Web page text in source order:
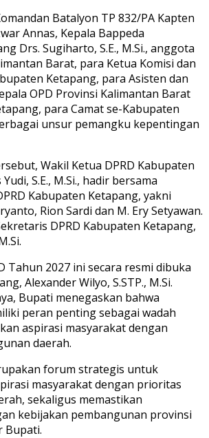
Batalyon TP 832/PA Kapten
Annas, Kepala Bappeda
Drs. Sugiharto, S.E., M.Si., anggota
Barat, para Ketua Komisi dan
Ketapang, para Asisten dan
OPD Provinsi Kalimantan Barat
para Camat se-Kabupaten
unsur pemangku kepentingan
Wakil Ketua DPRD Kabupaten
S.E., M.Si., hadir bersama
Kabupaten Ketapang, yakni
Rion Sardi dan M. Ery Setyawan.
DPRD Kabupaten Ketapang,
Tahun 2027 ini secara resmi dibuka
Alexander Wilyo, S.STP., M.Si.
Bupati menegaskan bahwa
peran penting sebagai wadah
aspirasi masyarakat dengan
daerah.
forum strategis untuk
masyarakat dengan prioritas
sekaligus memastikan
kebijakan pembangunan provinsi
Bupati.